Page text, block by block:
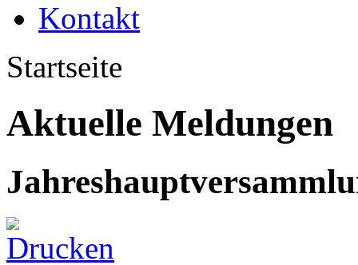
Kontakt
Startseite
Aktuelle Meldungen